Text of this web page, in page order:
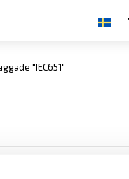
"IEC651"